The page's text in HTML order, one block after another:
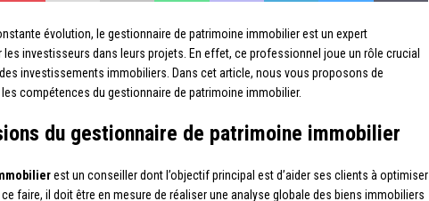
évolution, le gestionnaire de patrimoine immobilier est un expert
investisseurs dans leurs projets. En effet, ce professionnel joue un rôle crucial
investissements immobiliers. Dans cet article, nous vous proposons de
compétences du gestionnaire de patrimoine immobilier.
du gestionnaire de patrimoine immobilier
est un conseiller dont l’objectif principal est d’aider ses clients à optimiser
faire, il doit être en mesure de réaliser une analyse globale des biens immobiliers